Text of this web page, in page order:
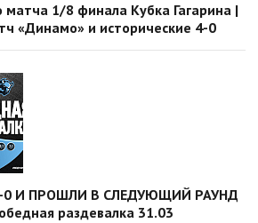
матча 1/8 финала Кубка Гагарина |
«Динамо» и исторические 4-0
И ПРОШЛИ В СЛЕДУЮЩИЙ РАУНД
раздевалка 31.03